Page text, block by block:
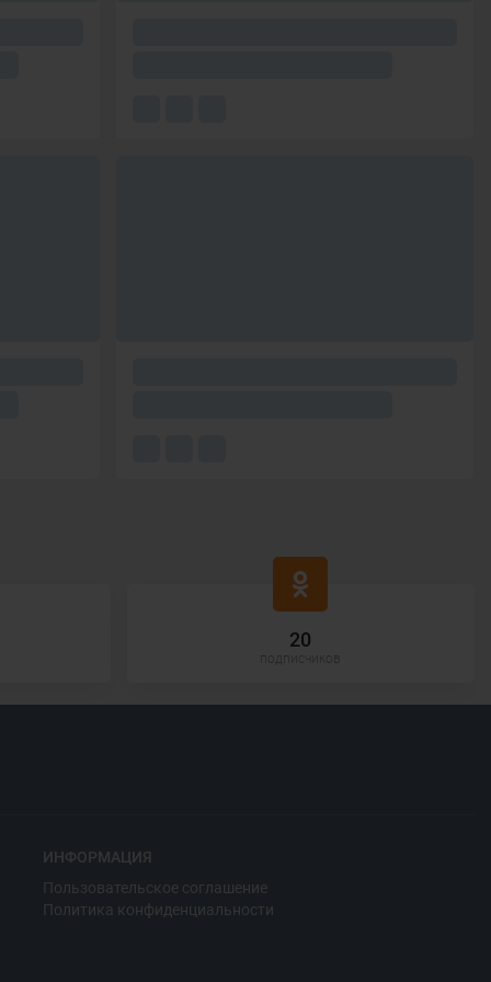
20
ИНФОРМАЦИЯ
Пользовательское соглашение
Политика конфиденциальности